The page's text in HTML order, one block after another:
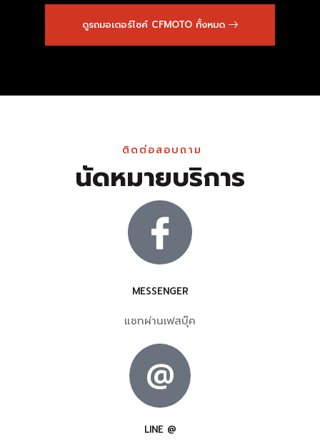
ดูรถมอเตอร์ไซค์ CFMOTO ทั้งหมด
ติดต่อสอบถาม
นัดหมายบริการ
MESSENGER
แชทผ่านเฟสบุ๊ค
@
LINE @